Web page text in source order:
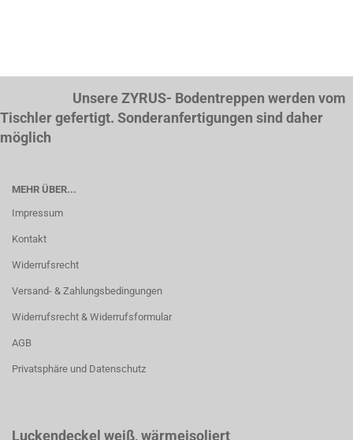
Unsere ZYRUS- Bodentreppen werden vom
Tischler gefertigt. Sonderanfertigungen sind daher
möglich
MEHR ÜBER...
Impressum
Kontakt
Widerrufsrecht
Versand- & Zahlungsbedingungen
Widerrufsrecht & Widerrufsformular
AGB
Privatsphäre und Datenschutz
Luckendeckel weiß, wärmeisoliert